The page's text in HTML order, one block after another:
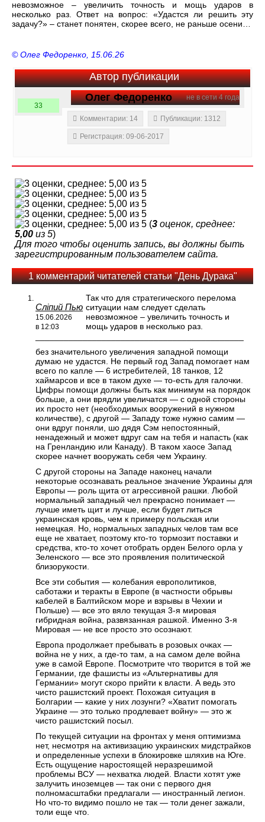
невозможное – увеличить точность и мощь ударов в
несколько раз. Ответ на вопрос: «Удастся ли решить эту
задачу?» – станет понятен, скорее всего, не раньше осени…
© Олег Федоренко, 15.06.26
Автор публикации
не в сети 4 года
Олег Федоренко
33
Комментарии: 14
Публикации: 1312
Регистрация: 09-06-2017
(3 оценок, среднее:
5,00 из 5)
Для того чтобы оценить запись, вы должны быть
зарегистрированным пользователем сайта.
1 комментарий читателей статьи "День Дурака"
Сліпий Пью
15.06.2026
в 12:03
Так что для стратегического перелома
ситуации нам следует сделать
невозможное – увеличить точность и
мощь ударов в несколько раз.
без значительного увеличения западной помощи
думаю не удастся. Не первый год Запад помогает нам
всего по капле — 6 истребителей, 18 танков, 12
хаймарсов и все в таком духе — то-есть для галочки.
Цифры помощи должны быть как минимум на порядок
больше, а они врядли увеличатся — с одной стороны
их просто нет (необходимых вооружений в нужном
количестве), с другой — Западу тоже нужно самим —
они вдруг поняли, шо дядя Сэм непостоянный,
ненадежный и может вдруг сам на тебя и напасть (как
на Гренландию или Канаду). В таком хаосе Запад
скорее начнет вооружать себя чем Украину.
С другой стороны на Западе наконец начали
некоторые осознавать реальное значение Украины для
Европы — роль щита от агрессивной рашки. Любой
нормальный западный чел прекрасно понимает —
лучше иметь щит и лучше, если будет литься
украинская кровь, чем к примеру польская или
немецкая. Но, нормальных западных челов там все
еще не хватает, поэтому кто-то тормозит поставки и
средства, кто-то хочет отобрать орден Белого орла у
Зеленского — все это проявления политической
близорукости.
Все эти события — колебания европолитиков,
саботажи и теракты в Европе (в частности обрывы
кабелей в Балтийском море и взрывы в Чехии и
Польше) — все это вяло текущая 3-я мировая
гибридная война, развязанная рашкой. Именно 3-я
Мировая — не все просто это осознают.
Европа продолжает пребывать в розовых очках —
война не у них, а где-то там, а на самом деле война
уже в самой Европе. Посмотрите что творится в той же
Германии, где фашисты из «Альтернативы для
Германии» могут скоро прийти к власти. А ведь это
чисто рашистский проект. Похожая ситуация в
Болгарии — какие у них лозунги? «Хватит помогать
Украине — это только продлевает войну» — это ж
чисто рашистский посыл.
По текущей ситуации на фронтах у меня оптимизма
нет, несмотря на активизацию украинских мидстрайков
и определенные успехи в блокировке шляхив на Юге.
Есть ощущение наростоящей неразрешимой
проблемы ВСУ — нехватка людей. Власти хотят уже
залучить иноземцев — так они с первого дня
полномасштабки предлагали — иностранный легион.
Но что-то видимо пошло не так — толи денег зажали,
толи еще что.